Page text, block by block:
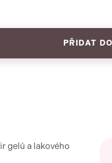
PŘIDAT
gelů a lakového